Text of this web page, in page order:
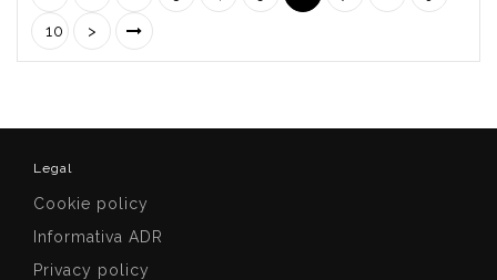
10 >
Legal
Cookie policy
Informativa ADR
Privacy policy